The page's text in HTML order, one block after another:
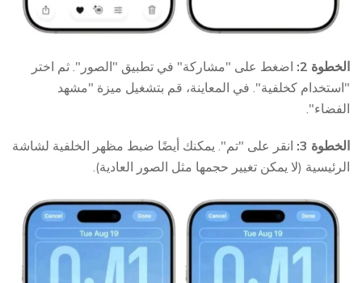
الخطوة 2:
اضغط على "مشاركة" في تطبيق "الصور". ثم اختر
"استخدام كخلفية". في المعاينة، قم بتشغيل ميزة "مشهد
الفضاء".
الخطوة 3:
انقر على "تم". يمكنك أيضًا ضبط مظهر الخلفية لشاشة
الرئيسية (لا يمكن تغيير حجمها مثل الصور العادية).